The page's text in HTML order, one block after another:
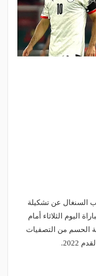
السنغال عن تشكيلة
اليوم الثلاثاء أمام
الحسم من التصفيات